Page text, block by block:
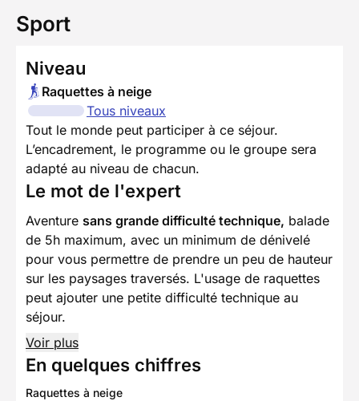
Sport
Niveau
Raquettes à neige
Tous niveaux
Tout le monde peut participer à ce séjour.
L’encadrement, le programme ou le groupe sera
adapté au niveau de chacun.
Le mot de l'expert
Aventure sans grande difficulté technique, balade
de 5h maximum, avec un minimum de dénivelé
pour vous permettre de prendre un peu de hauteur
sur les paysages traversés. L'usage de raquettes
peut ajouter une petite difficulté technique au
séjour.
Voir plus
En quelques chiffres
Raquettes à neige